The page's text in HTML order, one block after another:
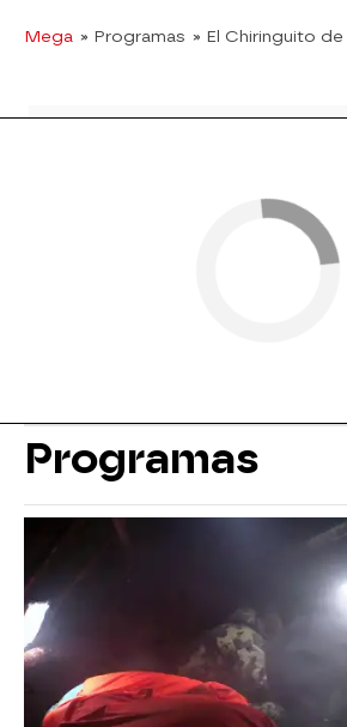
Mega » Programas » El Chiringuito
Programas